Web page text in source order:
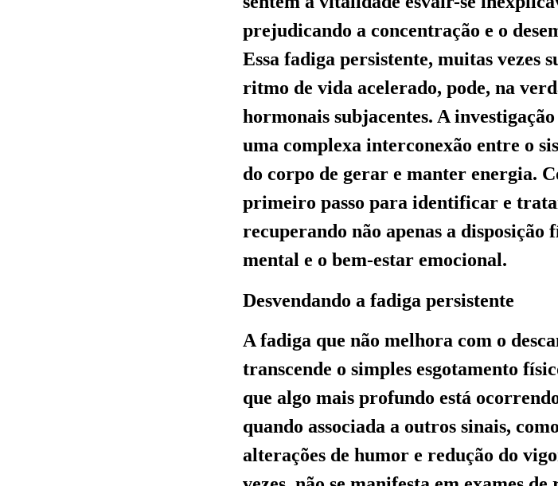
prejudicando a concentração e o
Essa fadiga persistente, muitas vezes
ritmo de vida acelerado, pode, na
hormonais subjacentes. A
uma complexa interconexão entre o
do corpo de gerar e manter energia.
primeiro passo para identificar e
recuperando não apenas a disposição
mental e o bem-estar emocional.
Desvendando a fadiga persistente
A fadiga que não melhora com o
transcende o simples esgotamento
que algo mais profundo está
quando associada a outros sinais,
alterações de humor e redução do